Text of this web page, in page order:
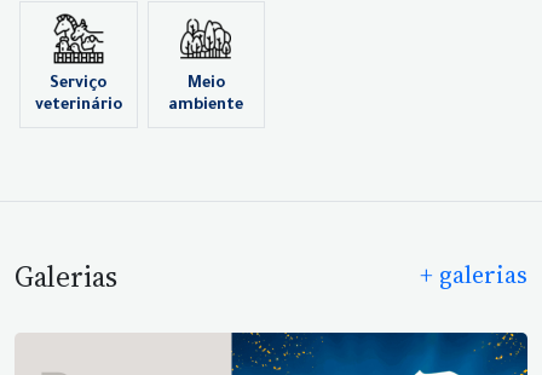
Serviço
veterinário
Meio
ambiente
Galerias + galerias